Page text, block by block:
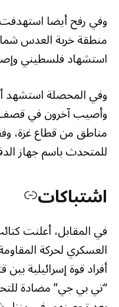
وفي رفح أيضا استهدفت
منطقة خربة العدس
استشهاد فلسطيني
وأصيب آخرون في قصف
مناطق من قطاع غزة،
للمتحدث باسم جهاز
اشتباكات
في المقابل، أعلنت
العسكري لحركة
أفراد قوة إسرائيلية
“تي بي جي” مضادة